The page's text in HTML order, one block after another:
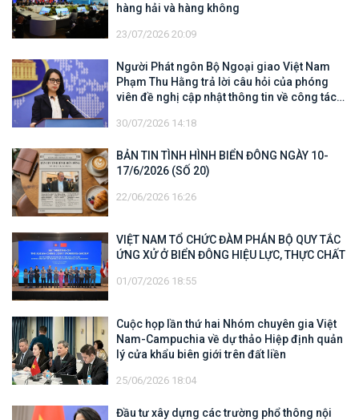
hàng hải và hàng không
23/07/2026 20:09
Người Phát ngôn Bộ Ngoại giao Việt Nam
Phạm Thu Hằng trả lời câu hỏi của phóng
viên đề nghị cập nhật thông tin về công tác
trên tàu Khôi Nguyên 18
30/07/2026 14:18
BẢN TIN TÌNH HÌNH BIỂN ĐÔNG NGÀY 10-
17/6/2026 (SỐ 20)
22/06/2026 16:26
VIỆT NAM TỔ CHỨC ĐÀM PHÁN BỘ QUY TẮC
ỨNG XỬ Ở BIỂN ĐÔNG HIỆU LỰC, THỰC CHẤT
01/07/2026 18:55
Cuộc họp lần thứ hai Nhóm chuyên gia Việt
Nam-Campuchia về dự thảo Hiệp định quản
lý cửa khẩu biên giới trên đất liền
25/06/2026 18:04
Đầu tư xây dựng các trường phổ thông nội